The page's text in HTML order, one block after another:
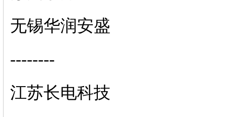
无锡华润安盛
--------
江苏长电科技